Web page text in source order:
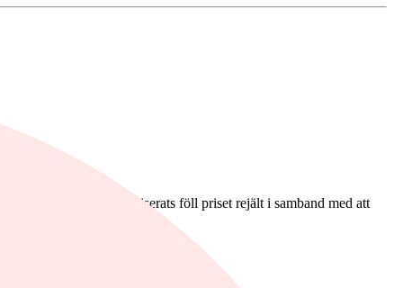
att tullarna inte realiserats föll priset rejält i samband med att